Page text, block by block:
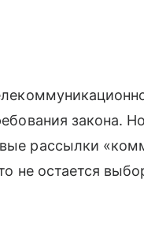
закона.
рассылки
не остается